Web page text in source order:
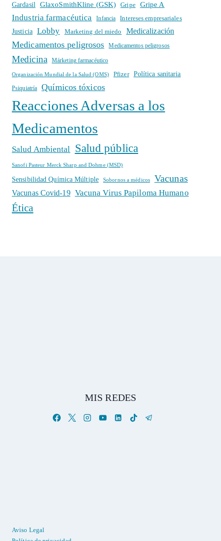
Gardasil GlaxoSmithKline (GSK) Gripe Gripe A
Industria farmacéutica Infancia
Intereses empresariales
Justicia
Lobby Marketing del miedo Medicalización
Medicamentos peligrosos Medicamentos peligrosos
Medicina Márketing farmacéutico
Organización Mundial de la Salud (OMS) Pfizer Política sanitaria
Psiquiatría Químicos tóxicos
Reacciones Adversas a los
Medicamentos
Salud Ambiental Salud pública
Sanofi Pasteur Merck Sharp and Dohme (MSD)
Sensibilidad Química Múltiple Sobornos a médicos Vacunas
Vacunas Covid-19 Vacuna Virus Papiloma Humano
Ética
MIS REDES
Aviso Legal